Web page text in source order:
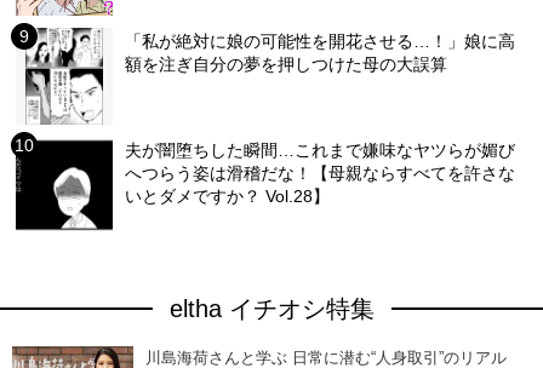
「私が絶対に娘の可能性を開花させる…！」娘に高
額を注ぎ自分の夢を押しつけた母の大誤算
夫が闇堕ちした瞬間…これまで嫌味なヤツらが媚び
へつらう姿は滑稽だな！【母親ならすべてを許さな
いとダメですか？ Vol.28】
eltha イチオシ特集
川島海荷さんと学ぶ 日常に潜む“人身取引”のリアル